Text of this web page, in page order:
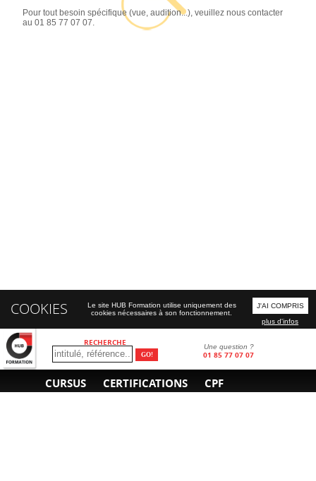
RECHERCHE Une question ?
01 85 77 07 07
CURSUS CERTIFICATIONS CPF
Pour tout besoin spécifique (vue, audition...), veuillez nous contacter
au 01 85 77 07 07.
COOKIES
Le site HUB Formation utilise uniquement des
cookies nécessaires à son fonctionnement.
J'AI COMPRIS
plus d'infos